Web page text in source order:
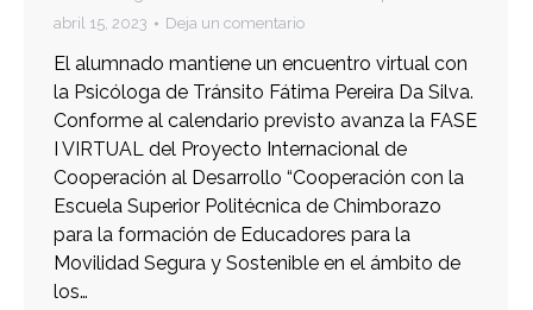
abril 15, 2023
Deja un comentario
El alumnado mantiene un encuentro virtual con
la Psicóloga de Tránsito Fátima Pereira Da Silva.
Conforme al calendario previsto avanza la FASE
I VIRTUAL del Proyecto Internacional de
Cooperación al Desarrollo “Cooperación con la
Escuela Superior Politécnica de Chimborazo
para la formación de Educadores para la
Movilidad Segura y Sostenible en el ámbito de
los…